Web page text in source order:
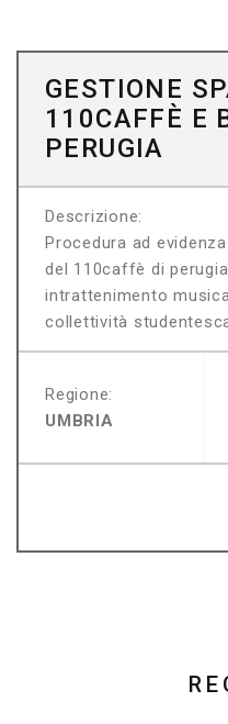
GESTIONE
110CAFFÈ E
PERUGIA
Descrizione:
Procedura ad
del 110caffè di
intrattenimento
collettività
Regione:
UMBRIA